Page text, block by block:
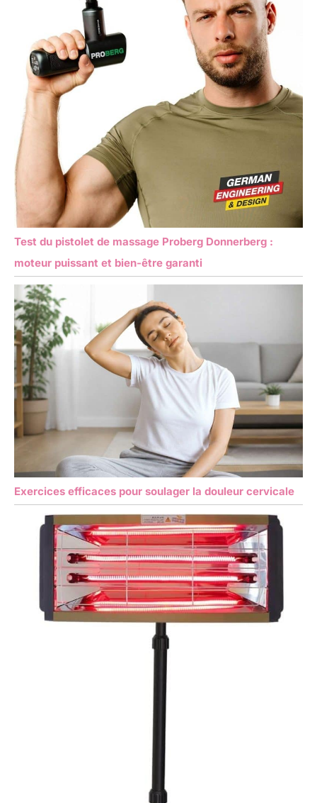
Test du pistolet de massage Proberg Donnerberg :
moteur puissant et bien-être garanti
Exercices efficaces pour soulager la douleur cervicale